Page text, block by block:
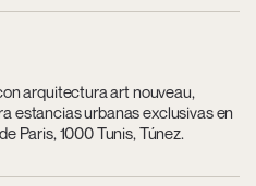
arquitectura art nouveau,
estancias urbanas exclusivas en
Paris, 1000 Tunis, Túnez.